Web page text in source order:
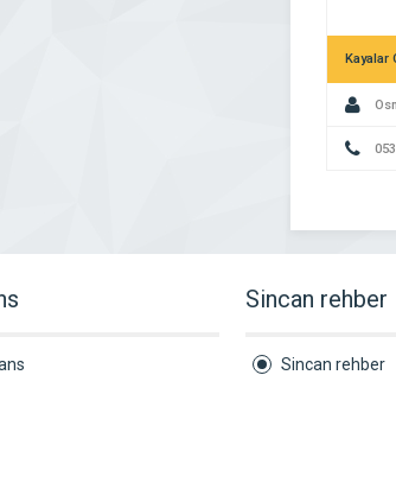
Kayalar
Sincan rehber
Sincan rehber